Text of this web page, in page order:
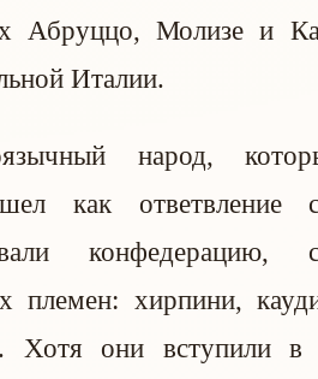
Абруццо, Молизе и
Италии.
народ,
как
конфедерацию,
племен: хирпини,
Хотя они вступили